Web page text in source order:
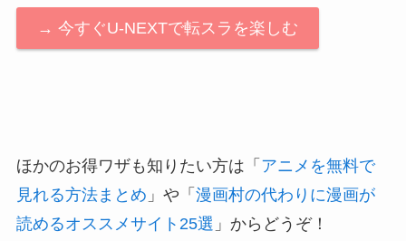
→ 今すぐU-NEXTで転スラを楽しむ
ほかのお得ワザも知りたい方は「 アニメを無料で
見れる方法まとめ 」や「 漫画村の代わりに漫画が
読めるオススメサイト25選 」からどうぞ！